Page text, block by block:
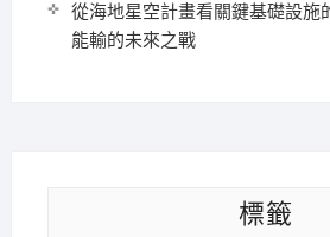
從海地星空計畫看關鍵基礎設施
能輸的未來之戰
標籤